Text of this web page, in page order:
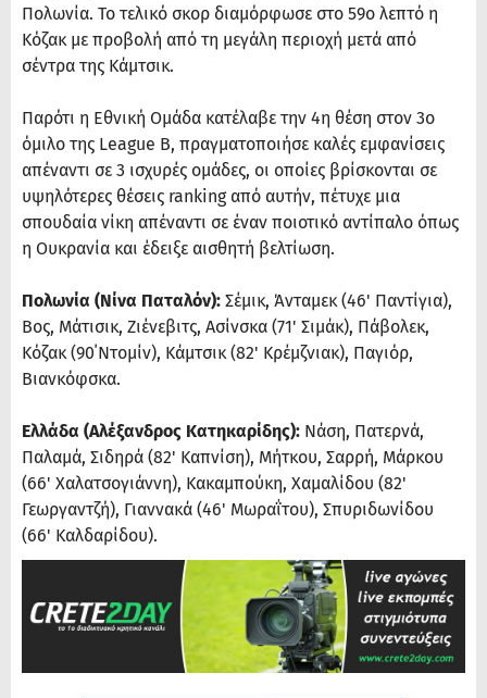
Πολωνία. Το τελικό σκορ διαμόρφωσε στο 59ο λεπτό η
Κόζακ με προβολή από τη μεγάλη περιοχή μετά από
σέντρα της Κάμτσικ.
Παρότι η Εθνική Ομάδα κατέλαβε την 4η θέση στον 3ο
όμιλο της League B, πραγματοποιήσε καλές εμφανίσεις
απέναντι σε 3 ισχυρές ομάδες, οι οποίες βρίσκονται σε
υψηλότερες θέσεις ranking από αυτήν, πέτυχε μια
σπουδαία νίκη απέναντι σε έναν ποιοτικό αντίπαλο όπως
η Ουκρανία και έδειξε αισθητή βελτίωση.
Πολωνία (Νίνα Παταλόν): Σέμικ, Άνταμεκ (46' Παντίγια),
Βος, Μάτισικ, Ζιένεβιτς, Ασίνσκα (71' Σιμάκ), Πάβολεκ,
Κόζακ (90΄Ντομίν), Κάμτσικ (82' Κρέμζνιακ), Παγιόρ,
Βιανκόφσκα.
Ελλάδα (Αλέξανδρος Κατηκαρίδης): Νάση, Πατερνά,
Παλαμά, Σιδηρά (82' Καπνίση), Μήτκου, Σαρρή, Μάρκου
(66' Χαλατσογιάννη), Κακαμπούκη, Χαμαλίδου (82'
Γεωργαντζή), Γιαννακά (46' Μωραΐτου), Σπυριδωνίδου
(66' Καλδαρίδου).